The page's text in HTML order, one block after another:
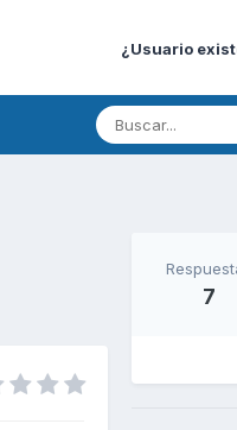
¿Usuario
7